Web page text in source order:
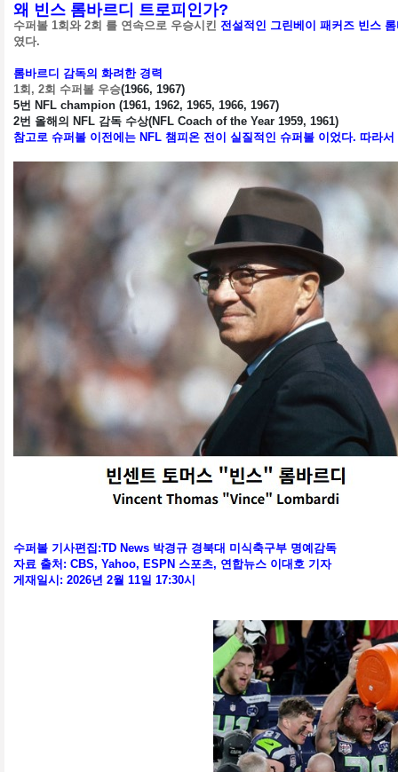
왜 빈스 롬바르디 트로피인가?
수퍼볼 1회와 2회 를 연속으로 우승시킨 전설적인 그린베이 패커즈 빈스
였다.
롬바르디 감독의 화려한 경력
1회, 2회 수퍼볼 우승(1966, 1967)
5번 NFL champion (1961, 1962, 1965, 1966, 1967)
2번 올해의 NFL 감독 수상(NFL Coach of the Year 1959, 1961)
참고로 슈퍼볼 이전에는 NFL 챔피온 전이 실질적인 슈퍼볼 이었다. 따라
수퍼볼 기사편집:TD News 박경규 경북대 미식축구부 명예감독
자료 출처: CBS, Yahoo, ESPN 스포츠, 연합뉴스 이대호 기자
게재일시: 2026년 2월 11일 17:30시